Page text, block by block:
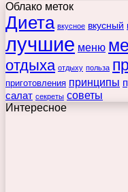
Облако меток
Диета вкусное вкусный
лучшие меню
отдыха отдыху польза
приготовления принципы
салат секреты советы
Интересное